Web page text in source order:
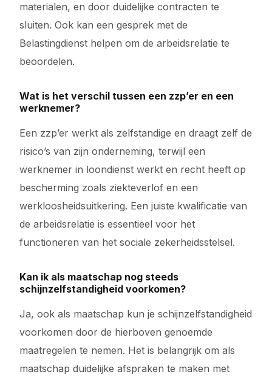
materialen, en door duidelijke contracten te
sluiten. Ook kan een gesprek met de
Belastingdienst helpen om de arbeidsrelatie te
beoordelen.
Wat is het verschil tussen een zzp’er en een
werknemer?
Een zzp’er werkt als zelfstandige en draagt zelf de
risico’s van zijn onderneming, terwijl een
werknemer in loondienst werkt en recht heeft op
bescherming zoals ziekteverlof en een
werkloosheidsuitkering. Een juiste kwalificatie van
de arbeidsrelatie is essentieel voor het
functioneren van het sociale zekerheidsstelsel.
Kan ik als maatschap nog steeds
schijnzelfstandigheid voorkomen?
Ja, ook als maatschap kun je schijnzelfstandigheid
voorkomen door de hierboven genoemde
maatregelen te nemen. Het is belangrijk om als
maatschap duidelijke afspraken te maken met